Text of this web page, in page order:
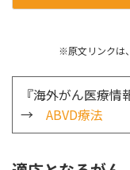
※原文リンクは、
『海外がん医療
→ ABVD療法